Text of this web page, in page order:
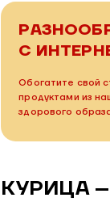
С
Обогатите свой
продуктами из
здорового
КУРИЦА